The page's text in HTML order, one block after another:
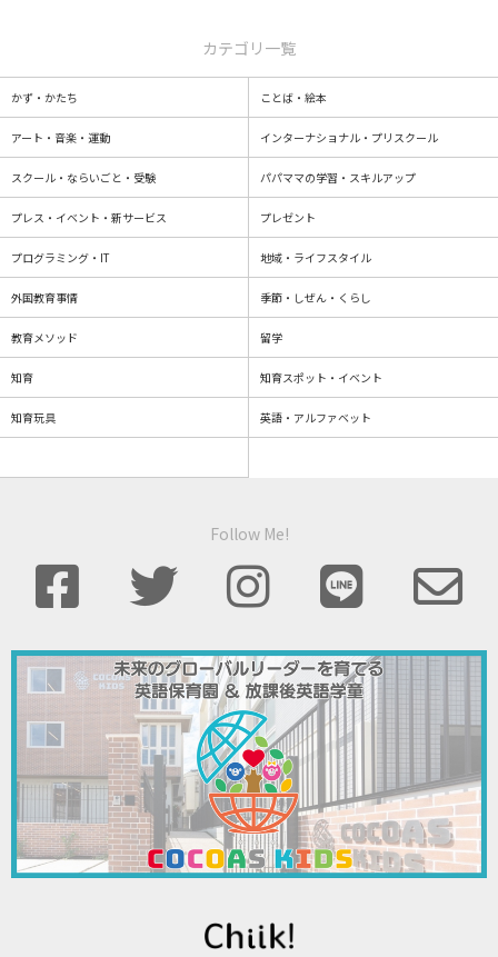
カテゴリ一覧
かず・かたち ことば・絵本
アート・音楽・運動 インターナショナル・プリスクール
スクール・ならいごと・受験 パパママの学習・スキルアップ
プレス・イベント・新サービス プレゼント
プログラミング・IT 地域・ライフスタイル
外国教育事情 季節・しぜん・くらし
教育メソッド 留学
知育 知育スポット・イベント
知育玩具 英語・アルファベット
Follow Me!